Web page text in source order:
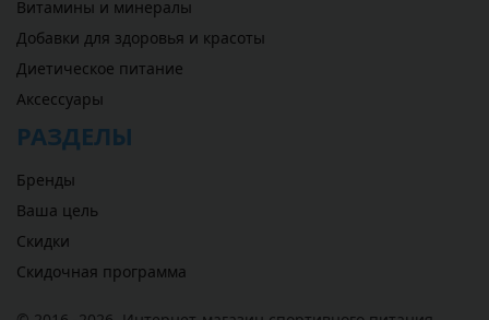
Витамины и минералы
Добавки для здоровья и красоты
Диетическое питание
Аксессуары
РАЗДЕЛЫ
Бренды
Ваша цель
Скидки
Скидочная программа